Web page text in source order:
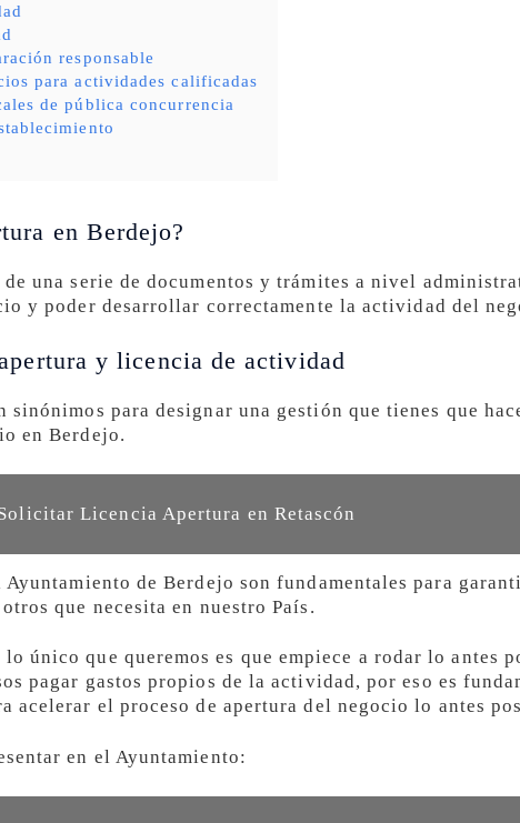
responsable
para actividades calificadas
de pública concurrencia
en Berdejo?
una serie de documentos y trámites a nivel
y poder desarrollar correctamente la actividad del
y licencia de actividad
sinónimos para designar una gestión que tienes que
en Berdejo.
Licencia Apertura en Retascón
de Berdejo son fundamentales para
que necesita en nuestro País.
único que queremos es que empiece a rodar lo antes
pagar gastos propios de la actividad, por eso es
acelerar el proceso de apertura del negocio lo antes
en el Ayuntamiento: